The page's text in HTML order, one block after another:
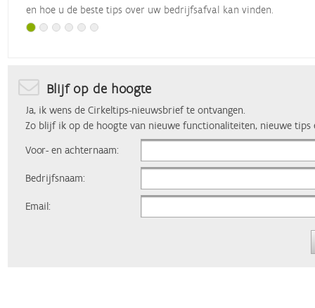
en hoe u de beste tips over uw bedrijfsafval kan vinden.
Blijf op de hoogte
Ja, ik wens de Cirkeltips-nieuwsbrief te ontvangen.
Zo blijf ik op de hoogte van nieuwe functionaliteiten, nieuwe tips
Voor- en achternaam:
Bedrijfsnaam:
Email: